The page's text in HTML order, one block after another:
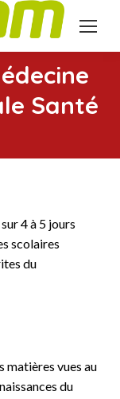
Santé
4 à 5 jours
scolaires
du
matières vues au
du